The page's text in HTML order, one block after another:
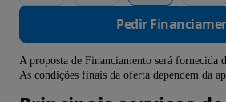
Pedir
A proposta de Financiamento será fornecida
As condições finais da oferta dependem da